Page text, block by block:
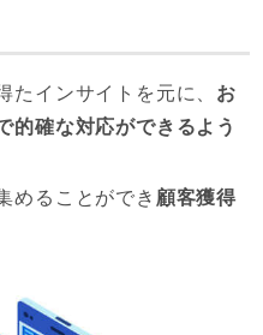
たインサイトを元に、 お
的確な対応ができるよう
めることができ 顧客獲得